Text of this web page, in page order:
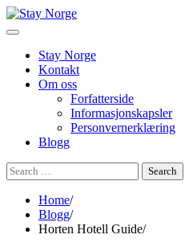
Skip
to
Stay Norge
Kontakt
Om oss
Forfatterside
Informasjonskapsler
Personvernerklæring
Blogg
Search
for:
Home
Blogg
Horten Hotell Guide